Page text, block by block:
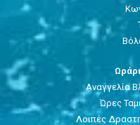
Αναγγελία
Ώρες
Λοιπές